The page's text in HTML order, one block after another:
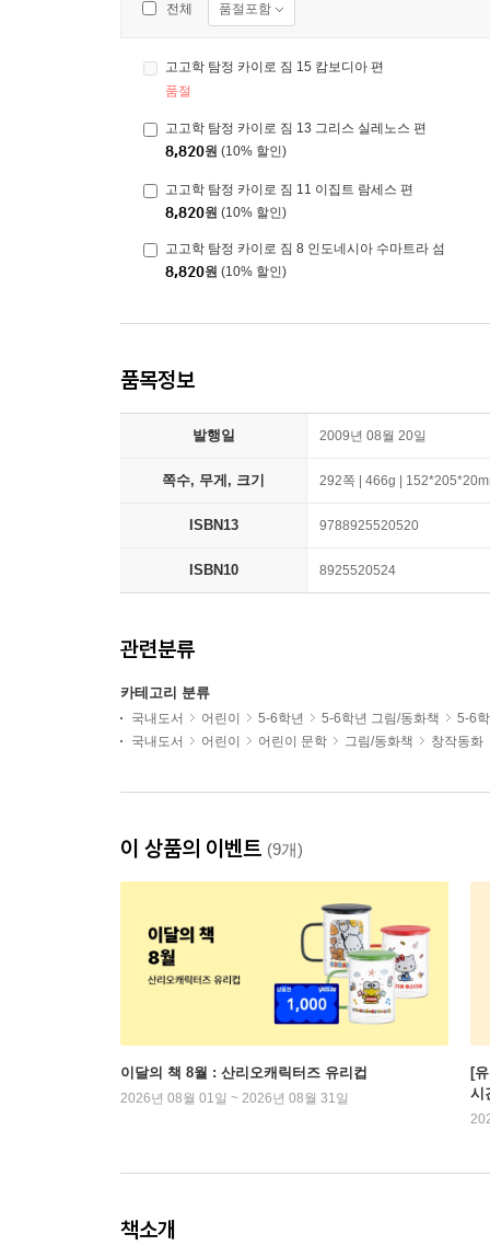
전체 품절포함
고고학 탐정 카이로 짐 15 캄보디아 편
품절
고고학 탐정 카이로 짐 13 그리스 실레노스 편
8,820원 (10% 할인)
고고학 탐정 카이로 짐 11 이집트 람세스 편
8,820원 (10% 할인)
고고학 탐정 카이로 짐 8 인도네시아 수마트라 섬
8,820원 (10% 할인)
품목정보
발행일 2009년 08월 20일
쪽수, 무게, 크기 292쪽 | 466g |
ISBN13 9788925520520
ISBN10 8925520524
관련분류
카테고리 분류
국내도서 어린이 5-6학년 5-6학년 그림/동화책
5-6
국내도서
어린이 어린이 문학 그림/동화책 창작동화
이 상품의 이벤트 (9개)
이달의 책 8월 : 산리오캐릭터즈 유리컵
2026년 08월 01일 ~ 2026년 08월 31일
[
시
책소개